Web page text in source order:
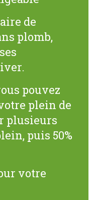
de
plomb,
pouvez
plein de
plusieurs
puis 50%
votre